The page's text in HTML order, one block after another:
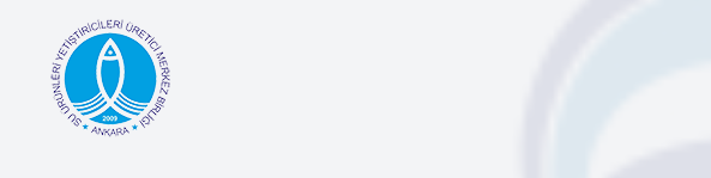
content